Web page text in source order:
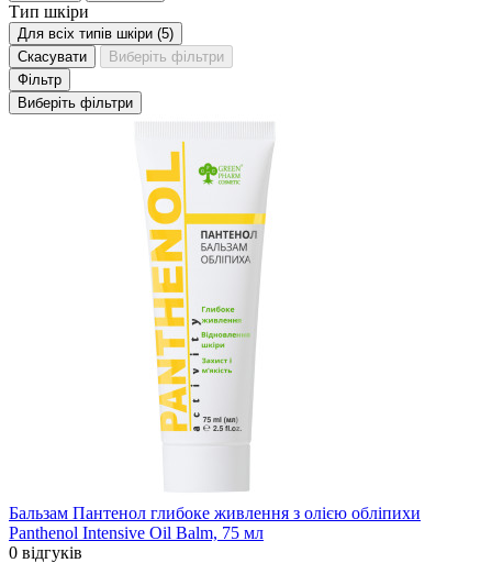
Тип шкіри
Для всіх типів шкіри (5)
Скасувати
Виберіть фільтри
Фільтр
Виберіть фільтри
Бальзам Пантенол глибоке живлення з олією обліпихи
Panthenol Intensive Oil Balm, 75 мл
0 відгуків